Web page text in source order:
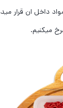
داخل ان قرار
میکنیم.